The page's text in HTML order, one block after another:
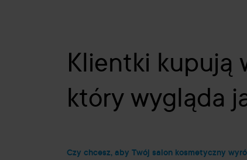
Klientki kupują
który wygląda
Czy chcesz, aby Twój salon kosmetyczny